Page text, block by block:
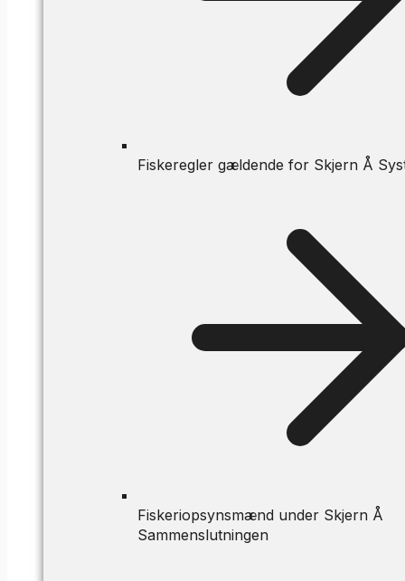
Fiskeregler gældende for Skjern Å
Fiskeriopsynsmænd under Skjern Å
Sammenslutningen